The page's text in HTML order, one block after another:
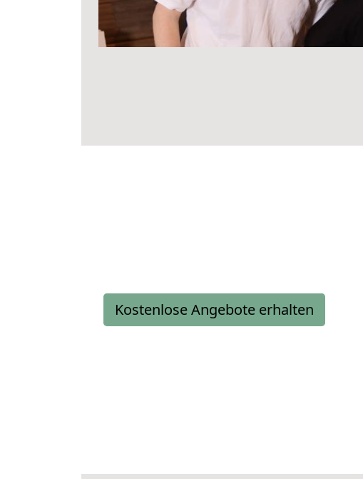
Kostenlose Angebote erhalten